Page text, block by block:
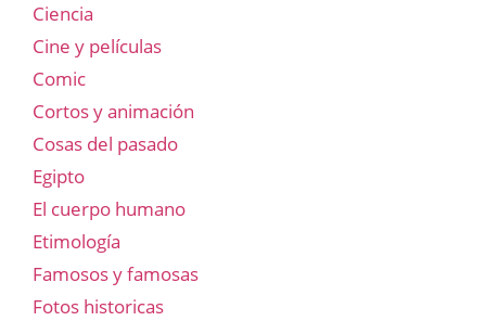
Ciencia
Cine y películas
Comic
Cortos y animación
Cosas del pasado
Egipto
El cuerpo humano
Etimología
Famosos y famosas
Fotos historicas